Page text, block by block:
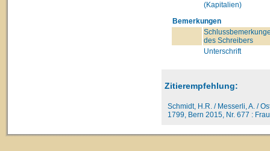
(Kapitalien)
Bemerkungen
des Schreibers
Unterschrift
Zitierempfehlung:
Schmidt, H.R. / Messerli, A. /
1799, Bern 2015, Nr. 677 :